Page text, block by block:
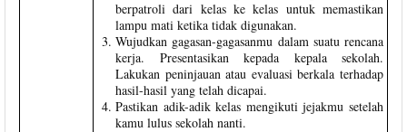
berpatroli dari kelas ke kelas untuk memastikan
lampu mati ketika tidak digunakan.
Wujudkan gagasan-gagasanmu dalam suatu rencana
kerja. Presentasikan kepada kepala sekolah.
Lakukan peninjauan atau evaluasi berkala terhadap
hasil-hasil yang telah dicapai.
Pastikan adik-adik kelas mengikuti jejakmu setelah
kamu lulus sekolah nanti.